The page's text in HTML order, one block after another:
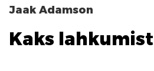
Jaak Adamson
Kaks lahkumist